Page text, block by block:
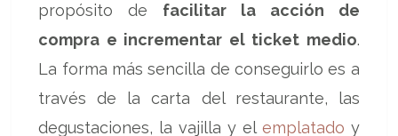
propósito de facilitar la acción de
compra e incrementar el ticket medio.
La forma más sencilla de conseguirlo es a
través de la carta del restaurante, las
degustaciones, la vajilla y el emplatado y